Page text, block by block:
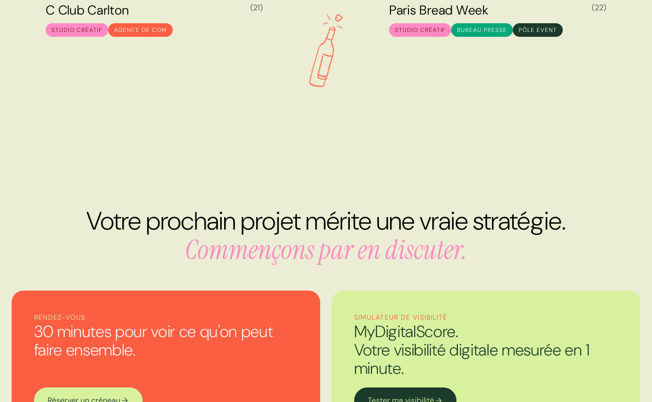
C
C
C
C
l
l
u
u
b
b
C
C
a
a
r
r
l
l
t
t
o
o
n
n
STUDIO CRÉATIF AGENCE DE COM
(21)
P
P
a
a
r
r
i
i
s
s
B
B
r
r
e
e
a
a
d
d
W
W
e
e
e
e
k
k
STUDIO CRÉATIF BUREAU PRESSE PÔLE EVENT
(22)
Votre prochain projet mérite une vraie stratégie.
Commençons par en discuter.
RENDEZ-VOUS
30 minutes pour voir ce qu'on peut
faire ensemble.
SIMULATEUR DE VISIBILITÉ
MyDigitalScore.
Votre visibilité digitale mesurée en 1
minute.